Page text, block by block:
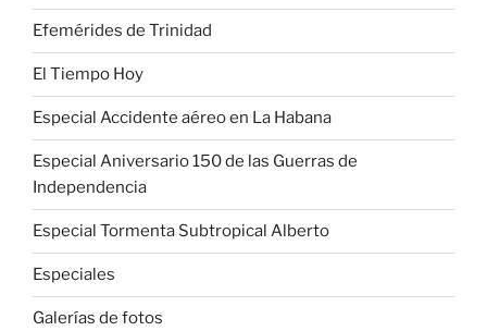
Efemérides de Trinidad
El Tiempo Hoy
Especial Accidente aéreo en La Habana
Especial Aniversario 150 de las Guerras de
Independencia
Especial Tormenta Subtropical Alberto
Especiales
Galerías de fotos